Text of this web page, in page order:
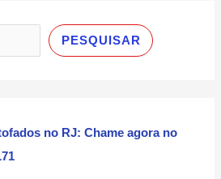
PESQUISAR
no RJ: Chame agora no